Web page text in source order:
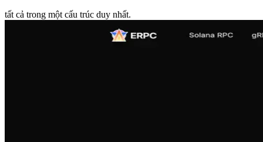
tất cả trong một cấu trúc duy nhất.